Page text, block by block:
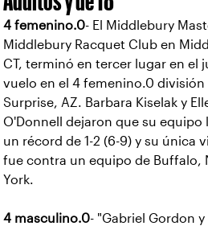
4 femenino.0- El Middlebury
Middlebury Racquet Club en
CT, terminó en tercer lugar en el
vuelo en el 4 femenino.0 división
Surprise, AZ. Barbara Kiselak y
O'Donnell dejaron que su equipo
un récord de 1-2 (6-9) y su única
fue contra un equipo de Buffalo,
York.
4 masculino.0- "Gabriel Gordon y